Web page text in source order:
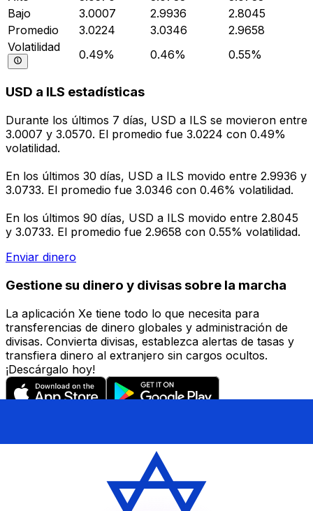
Bajo
3.0007 2.9936
2.8045
Promedio
3.0224 3.0346
2.9658
Volatilidad
0.49% 0.46% 0.55%
USD a ILS estadísticas
Durante los últimos 7 días, USD a ILS se movieron entre
3.0007 y 3.0570. El promedio fue 3.0224 con 0.49%
volatilidad.
En los últimos 30 días, USD a ILS movido entre 2.9936 y
3.0733. El promedio fue 3.0346 con 0.46% volatilidad.
En los últimos 90 días, USD a ILS movido entre 2.8045
y 3.0733. El promedio fue 2.9658 con 0.55% volatilidad.
Enviar dinero
Gestione su dinero y divisas sobre la marcha
La aplicación Xe tiene todo lo que necesita para
transferencias de dinero globales y administración de
divisas. Convierta divisas, establezca alertas de tasas y
transfiera dinero al extranjero sin cargos ocultos.
¡Descárgalo hoy!